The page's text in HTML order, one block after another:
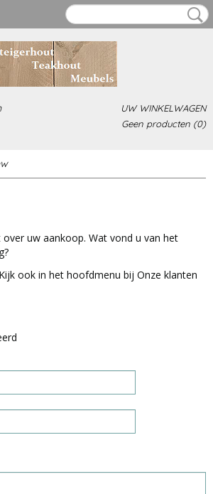
UW WINKELWAGEN
Geen producten (0)
uw aankoop. Wat vond u van het
ook in het hoofdmenu bij Onze klanten